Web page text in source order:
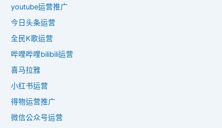
youtube运营推广
今日头条运营
全民K歌运营
哔哩哔哩bilibili运营
喜马拉雅
小红书运营
得物运营推广
微信公众号运营